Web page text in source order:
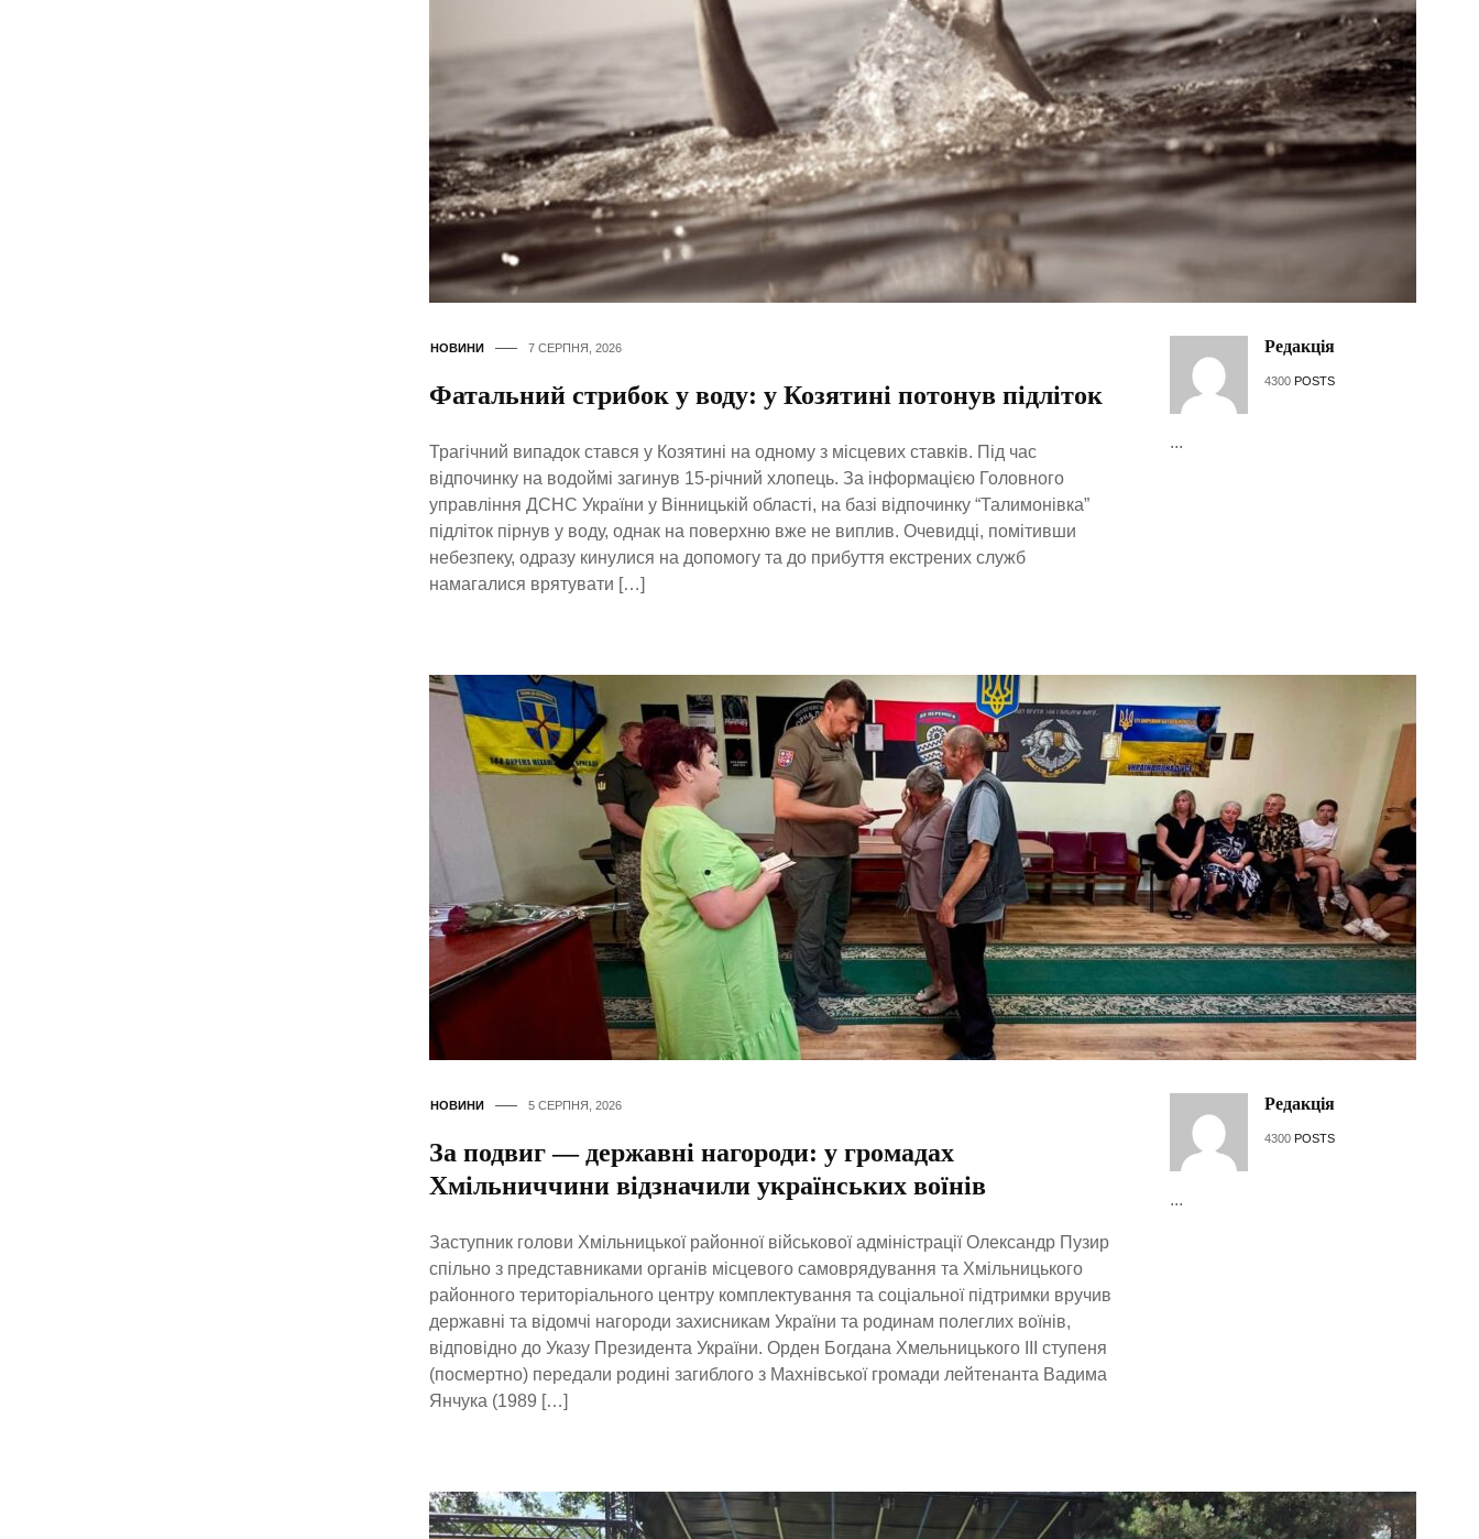
НОВИНИ 7 СЕРПНЯ, 2026
Фатальний стрибок у воду: у Козятині потонув підліток
Трагічний випадок стався у Козятині на одному з місцевих ставків. Під час
відпочинку на водоймі загинув 15-річний хлопець. За інформацією Головного
управління ДСНС України у Вінницькій області, на базі відпочинку “Талимонівка”
підліток пірнув у воду, однак на поверхню вже не виплив. Очевидці, помітивши
небезпеку, одразу кинулися на допомогу та до прибуття екстрених служб
намагалися врятувати […]
Редакція
4300 POSTS
...
НОВИНИ 5 СЕРПНЯ, 2026
За подвиг — державні нагороди: у громадах
Хмільниччини відзначили українських воїнів
Заступник голови Хмільницької районної військової адміністрації Олександр Пузир
спільно з представниками органів місцевого самоврядування та Хмільницького
районного територіального центру комплектування та соціальної підтримки вручив
державні та відомчі нагороди захисникам України та родинам полеглих воїнів,
відповідно до Указу Президента України. Орден Богдана Хмельницького ІІІ ступеня
(посмертно) передали родині загиблого з Махнівської громади лейтенанта Вадима
Янчука (1989 […]
Редакція
4300 POSTS
...